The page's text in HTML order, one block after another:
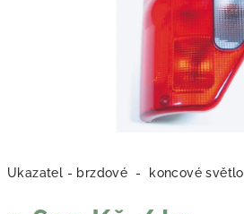
Ukazatel - brzdové - koncové světlo